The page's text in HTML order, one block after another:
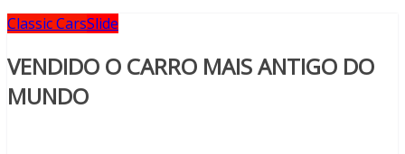
Classic CarsSlide
VENDIDO O CARRO MAIS ANTIGO DO
MUNDO